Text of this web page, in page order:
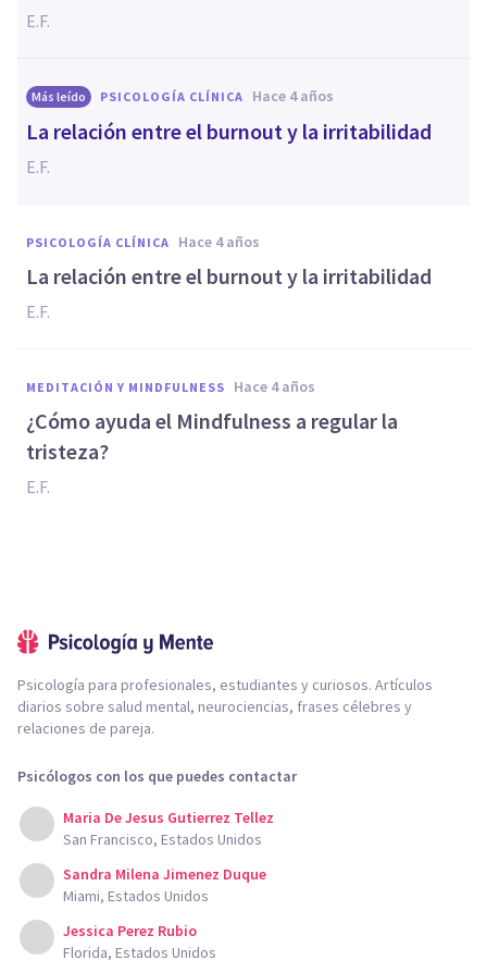
E.F.
Más leído PSICOLOGÍA CLÍNICA hace 4 años
La relación entre el burnout y la irritabilidad
E.F.
PSICOLOGÍA CLÍNICA hace 4 años
La relación entre el burnout y la irritabilidad
E.F.
MEDITACIÓN Y MINDFULNESS hace 4 años
¿Cómo ayuda el Mindfulness a regular la
tristeza?
E.F.
Psicología para profesionales, estudiantes y curiosos. Artículos
diarios sobre salud mental, neurociencias, frases célebres y
relaciones de pareja.
Psicólogos con los que puedes contactar
Maria De Jesus Gutierrez Tellez
San Francisco, Estados Unidos
Sandra Milena Jimenez Duque
Miami, Estados Unidos
Jessica Perez Rubio
Florida, Estados Unidos